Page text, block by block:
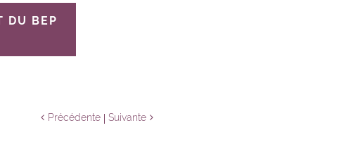
DU BEP
Suivante
Précédente